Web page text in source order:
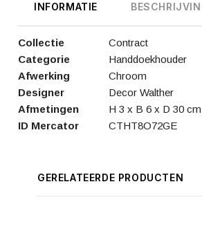
INFORMATIE
Collectie
Contract
Categorie
Handdoekhouder
Afwerking
Chroom
Designer
Decor Walther
Afmetingen
H 3 x B 6 x D 30 cm
ID Mercator
CTHT8O72GE
GERELATEERDE PRODUCTEN